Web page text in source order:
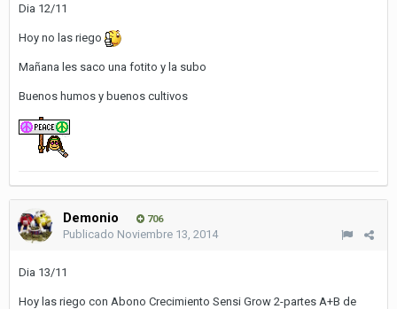
Dia 12/11
Hoy no las riego
Mañana les saco una fotito y la subo
Buenos humos y buenos cultivos
Demonio 706
Publicado Noviembre 13, 2014
Dia 13/11
Hoy las riego con Abono Crecimiento Sensi Grow 2-partes A+B de